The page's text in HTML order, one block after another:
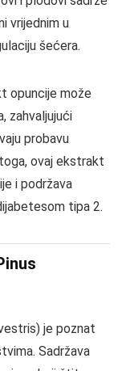
vrijednim u
šećera.
opuncije može
zahvaljujući
probavu
ovaj ekstrakt
i podržava
tipa 2.
je poznat
Sadržava